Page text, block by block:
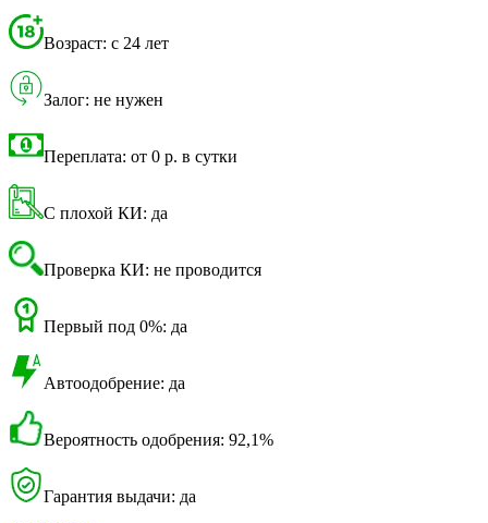
Возраст: с 24 лет
Залог: не нужен
Переплата: от 0 р. в сутки
С плохой КИ: да
Проверка КИ: не проводится
Первый под 0%: да
Автоодобрение: да
Вероятность одобрения: 92,1%
Гарантия выдачи: да